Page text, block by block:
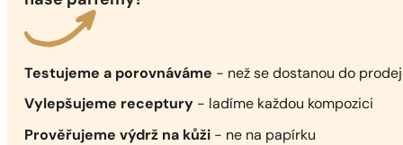
Testujeme a porovnáváme - než se dostanou do
Vylepšujeme receptury - ladíme každou kompozici
Prověřujeme výdrž na kůži - ne na papírku